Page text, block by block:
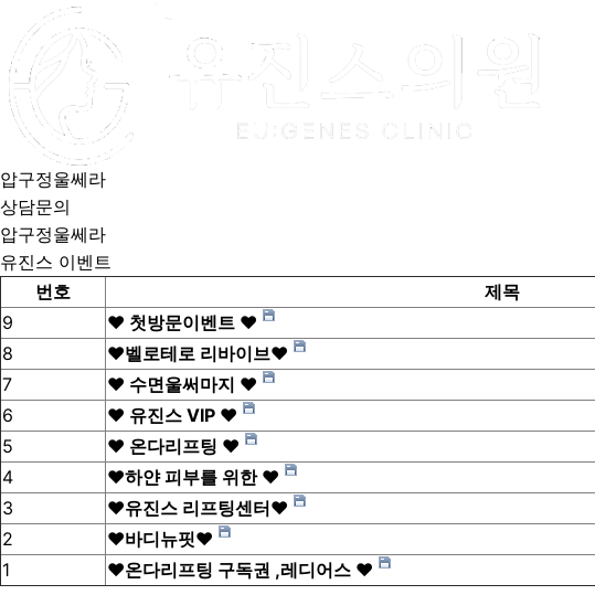
압구정울쎄라
상담문의
압구정울쎄라
유진스 이벤트
번호
제목
9
❤️ 첫방문이벤트 ❤️
8
❤️벨로테로 리바이브❤️
7
❤️ 수면울써마지 ❤️
6
❤️ 유진스 VIP ❤️
5
❤️ 온다리프팅 ❤️
4
❤️하얀 피부를 위한 ❤️
3
❤️유진스 리프팅센터❤️
2
❤️바디뉴핏❤️
1
❤온다리프팅 구독권 ,레디어스 ❤